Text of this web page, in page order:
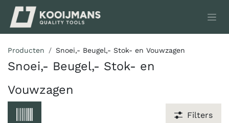
Overslaan naar inhoud
Producten Snoei,- Beugel,- Stok- en Vouwzagen
Snoei,- Beugel,- Stok- en
Vouwzagen
Filters